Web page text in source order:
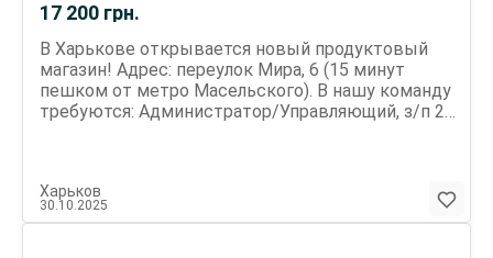
17 200 грн.
В Харькове открывается новый продуктовый
магазин! Адрес: переулок Мира, 6 (15 минут
пешком от метро Масельского). В нашу команду
требуются: Администратор/Управляющий, з/п 20
2/2 Дружный коллектив Официальное
трудоустройство Звони прямо сейчас и
Харьков
30.10.2025